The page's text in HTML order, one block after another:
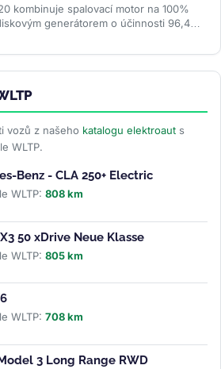
kombinuje spalovací motor na 100%
generátorem o účinnosti 96,4
vozů z našeho katalogu elektroaut s
WLTP.
Benz - CLA 250+ Electric
WLTP: 808 km
50 xDrive Neue Klasse
WLTP: 805 km
WLTP: 708 km
3 Long Range RWD